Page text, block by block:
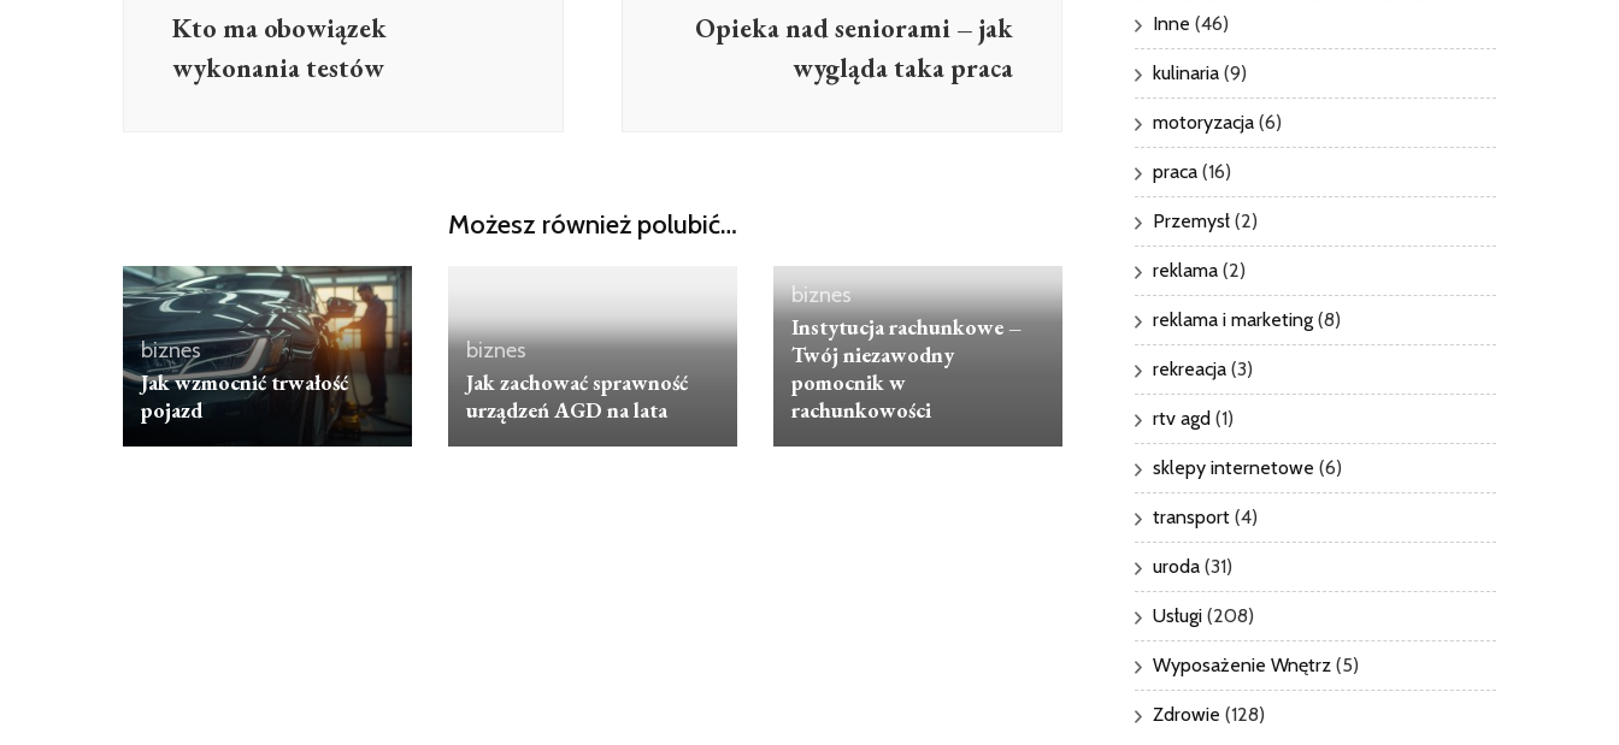
Kto ma obowiązek
wykonania testów
Opieka nad seniorami – jak
wygląda taka praca
Możesz również polubić…
biznes
Jak wzmocnić trwałość
pojazd
biznes
Jak zachować sprawność
urządzeń AGD na lata
biznes
Instytucja rachunkowe –
Twój niezawodny
pomocnik w
rachunkowości
Inne (46)
kulinaria (9)
motoryzacja (6)
praca (16)
Przemysł (2)
reklama (2)
reklama i marketing (8)
rekreacja (3)
rtv agd (1)
sklepy internetowe (6)
transport (4)
uroda (31)
Usługi (208)
Wyposażenie Wnętrz (5)
Zdrowie (128)